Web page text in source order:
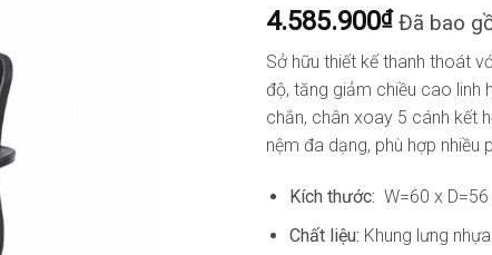
4.585.900₫ Đã bao
Sở hữu thiết kế thanh thoát
độ, tăng giảm chiều cao linh
chắn, chân xoay 5 cánh kết
nệm đa dạng, phù hợp
Kích thước: W=60 x
Chất liệu: Khung lưng